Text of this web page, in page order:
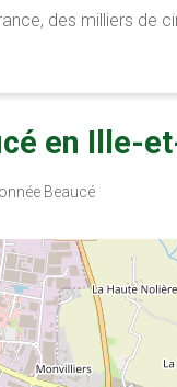
des milliers de
en Ille-
Beaucé